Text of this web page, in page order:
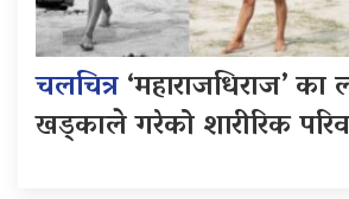
चलचित्र‘महाराजधिराज’ का
खड्काले गरेको शारीरिक